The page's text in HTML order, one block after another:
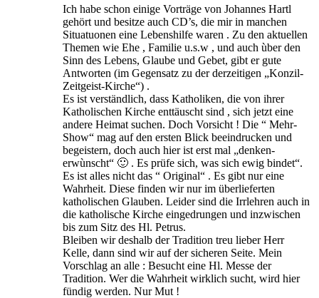
Ich habe schon einige Vorträge von Johannes Hartl
gehört und besitze auch CD’s, die mir in manchen
Situatuonen eine Lebenshilfe waren . Zu den aktuellen
Themen wie Ehe , Familie u.s.w , und auch ùber den
Sinn des Lebens, Glaube und Gebet, gibt er gute
Antworten (im Gegensatz zu der derzeitigen „Konzil-
Zeitgeist-Kirche“) .
Es ist verständlich, dass Katholiken, die von ihrer
Katholischen Kirche enttäuscht sind , sich jetzt eine
andere Heimat suchen. Doch Vorsicht ! Die “ Mehr-
Show“ mag auf den ersten Blick beeindrucken und
begeistern, doch auch hier ist erst mal „denken-
erwùnscht“ 🙂 . Es prüfe sich, was sich ewig bindet“.
Es ist alles nicht das “ Original“ . Es gibt nur eine
Wahrheit. Diese finden wir nur im überlieferten
katholischen Glauben. Leider sind die Irrlehren auch in
die katholische Kirche eingedrungen und inzwischen
bis zum Sitz des Hl. Petrus.
Bleiben wir deshalb der Tradition treu lieber Herr
Kelle, dann sind wir auf der sicheren Seite. Mein
Vorschlag an alle : Besucht eine Hl. Messe der
Tradition. Wer die Wahrheit wirklich sucht, wird hier
fündig werden. Nur Mut !